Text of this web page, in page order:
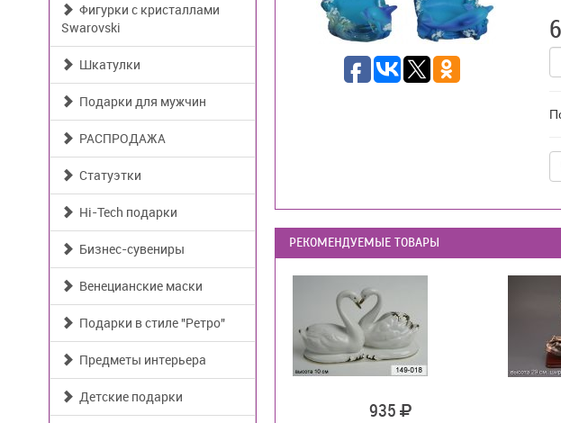
Фигурки с кристаллами
Swarovski
Шкатулки
Подарки для мужчин
РАСПРОДАЖА
Статуэтки
Hi-Tech подарки
Бизнес-сувениры
Венецианские маски
Подарки в стиле "Ретро"
Предметы интерьера
Детские подарки
РЕКОМЕНДУЕМЫЕ ТОВАРЫ
935